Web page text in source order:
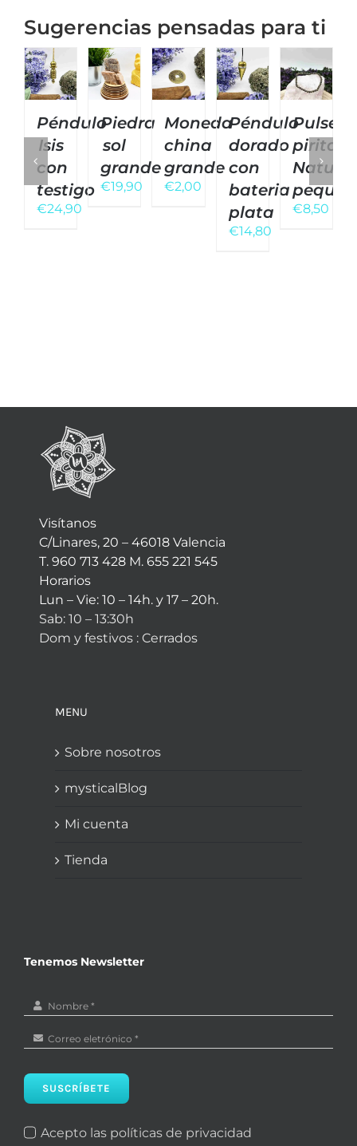
Sugerencias pensadas para ti
Péndulo
Isis
con
testigo
€24,90
Piedra
sol
grande
€19,90
Moneda
china
grande
€2,00
Péndulo
dorado
con
bateria
plata
€14,80
Pulsera
pirita
Natural
€8,50
Visítanos
C/Linares, 20 – 46018 Valencia
T. 960 713 428 M. 655 221 545
Horarios
Lun – Vie: 10 – 14h. y 17 – 20h.
Sab: 10 – 13:30h
Dom y festivos : Cerrados
MENU
Sobre nosotros
mysticalBlog
Mi cuenta
Tienda
Tenemos Newsletter
SUSCRÍBETE
Acepto las políticas de privacidad